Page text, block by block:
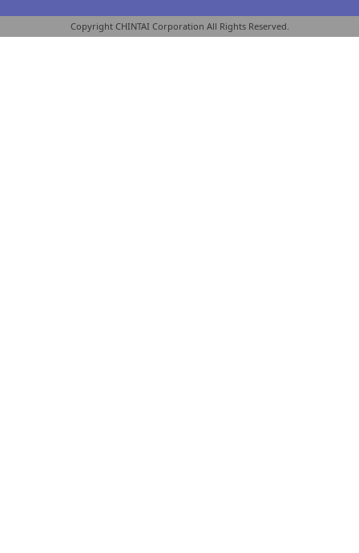
Copyright CHINTAI Corporation All Rights Reserved.